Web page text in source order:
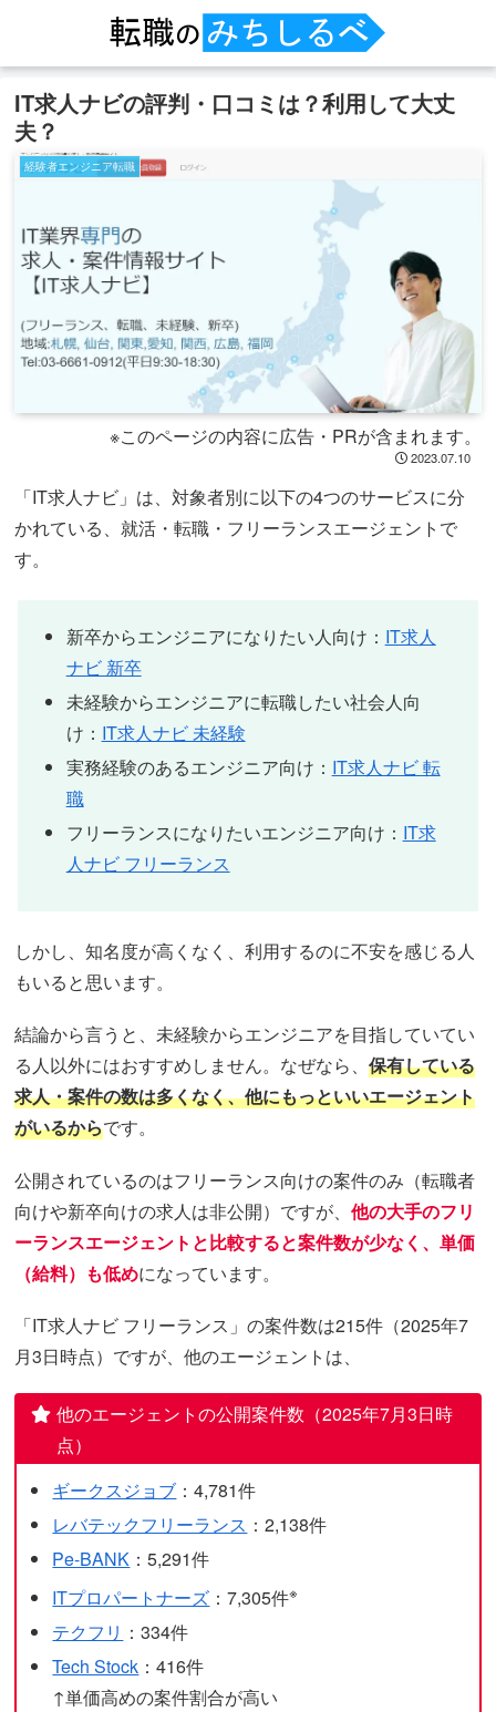
IT求人ナビの評判・口コミは？利用して大丈
夫？
経験者エンジニア転職
※このページの内容に広告・PRが含まれます。
2023.07.10
「IT求人ナビ」は、対象者別に以下の4つのサービスに分
かれている、就活・転職・フリーランスエージェントで
す。
新卒からエンジニアになりたい人向け： IT求人
ナビ 新卒
未経験からエンジニアに転職したい社会人向
け： IT求人ナビ 未経験
実務経験のあるエンジニア向け： IT求人ナビ 転
職
フリーランスになりたいエンジニア向け： IT求
人ナビ フリーランス
しかし、知名度が高くなく、利用するのに不安を感じる人
もいると思います。
結論から言うと、未経験からエンジニアを目指していてい
る人以外にはおすすめしません。なぜなら、保有している
求人・案件の数は多くなく、他にもっといいエージェント
がいるからです。
公開されているのはフリーランス向けの案件のみ（転職者
向けや新卒向けの求人は非公開）ですが、他の大手のフリ
ーランスエージェントと比較すると案件数が少なく、単価
（給料）も低めになっています。
「IT求人ナビ フリーランス」の案件数は215件（2025年7
月3日時点）ですが、他のエージェントは、
他のエージェントの公開案件数（2025年7月3日時
点）
ギークスジョブ ：4,781件
レバテックフリーランス ：2,138件
Pe-BANK ：5,291件
ITプロパートナーズ ：7,305件※
テクフリ ：334件
Tech Stock ：416件
↑単価高めの案件割合が高い